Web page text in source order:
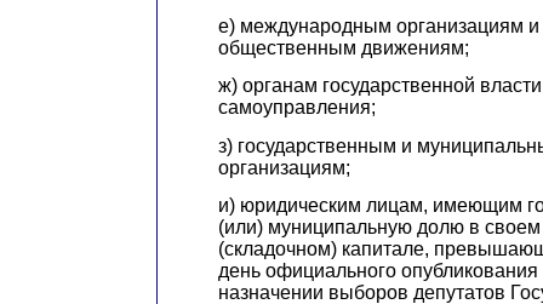
е) международным организациям
общественным движениям;
ж) органам государственной
самоуправления;
з) государственным и
организациям;
и) юридическим лицам, имеющим
(или) муниципальную долю в своем
(складочном) капитале,
день официального
назначении выборов депутатов